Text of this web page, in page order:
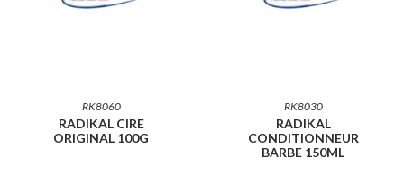
RK8060
RADIKAL CIRE
ORIGINAL 100G
RK8030
RADIKAL
CONDITIONNEUR
BARBE 150ML